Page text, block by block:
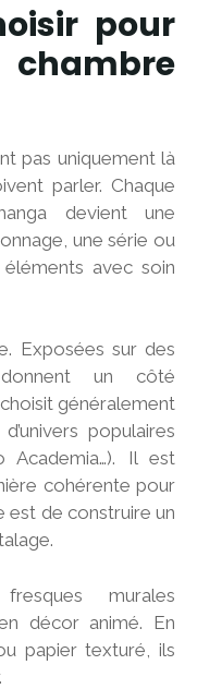
pour
pas uniquement là
parler. Chaque
devient une
une série ou
avec soin
Exposées sur des
un côté
généralement
populaires
Academia…). Il est
cohérente pour
est de construire un
murales
décor animé. En
papier texturé, ils